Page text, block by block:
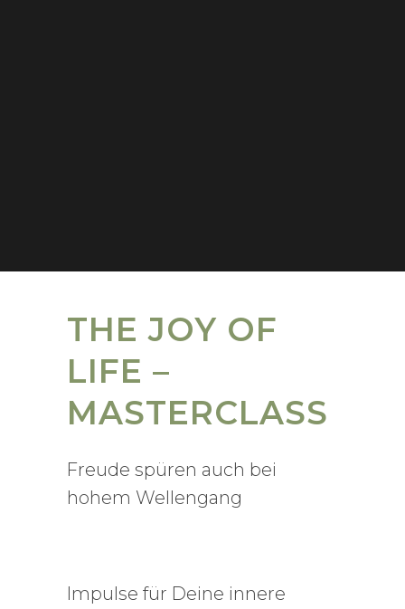
THE JOY OF
LIFE –
MASTERCLASS
Freude spüren auch bei
hohem Wellengang
Impulse für Deine innere